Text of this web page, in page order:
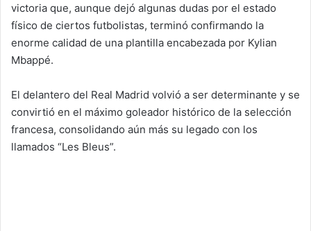
victoria que, aunque dejó algunas dudas por el estado
físico de ciertos futbolistas, terminó confirmando la
enorme calidad de una plantilla encabezada por Kylian
Mbappé.
El delantero del Real Madrid volvió a ser determinante y se
convirtió en el máximo goleador histórico de la selección
francesa, consolidando aún más su legado con los
llamados “Les Bleus”.